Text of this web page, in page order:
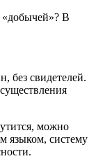
«добычей»? В
без свидетелей.
можно
языком, систему